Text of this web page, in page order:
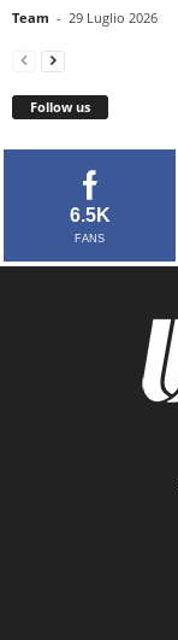
Team - 29 Luglio 2026
Follow us
6.5K
FANS